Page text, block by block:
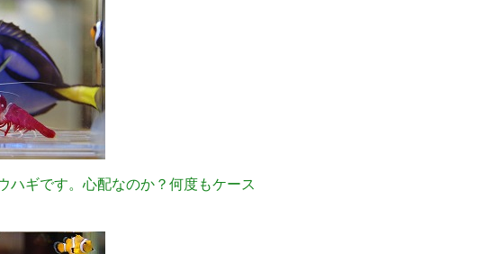
ハギです。心配なのか？何度もケース